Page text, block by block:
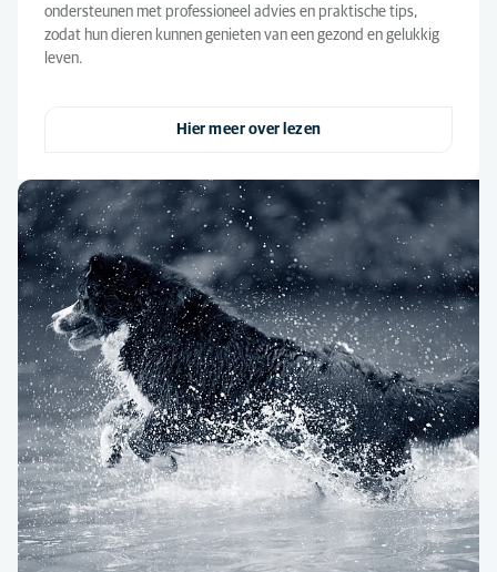
ondersteunen met professioneel advies en praktische tips,
zodat hun dieren kunnen genieten van een gezond en gelukkig
leven.
Hier meer over lezen